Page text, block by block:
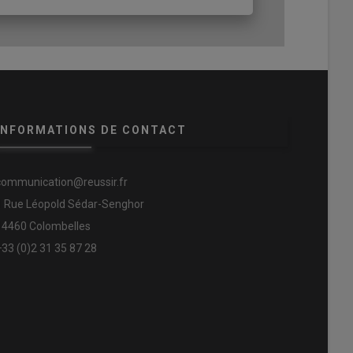
INFORMATIONS DE CONTACT
Rue Léopold Sédar-Senghor
Colombelles
(0)2 31 35 87 28